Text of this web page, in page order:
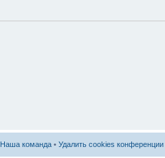
Наша команда • Удалить cookies конференции